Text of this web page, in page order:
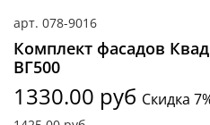
арт. 078-9016
Комплект фасадов
ВГ500
1330.00 руб Скидка